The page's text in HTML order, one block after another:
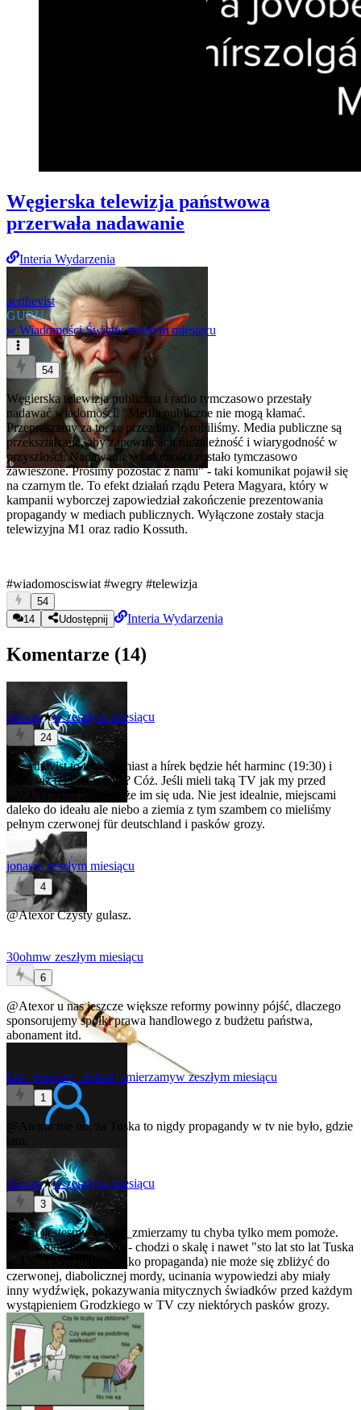
Węgierska telewizja państwowa
przerwała nadawanie
Interia Wydarzenia
aerthevist
GURU
w Wiadomości Światw zeszłym miesiącu
54
Węgierska telewizja publiczna i radio tymczasowo przestały
nadawać wiadomości. "Media publiczne nie mogą kłamać.
Przepraszamy za to, że przez lata to robiliśmy. Media publiczne są
przekształcane, aby zapewnić ich niezależność i wiarygodność w
przyszłości. Nadawanie wiadomości zostało tymczasowo
zawieszone. Prosimy pozostać z nami" - taki komunikat pojawił się
na czarnym tle. To efekt działań rządu Petera Magyara, który w
kampanii wyborczej zapowiedział zakończenie prezentowania
propagandy w mediach publicznych. Wyłączone zostały stacja
telewizyjna M1 oraz radio Kossuth.
#wiadomosciswiat #wegry #telewizja
54
14
Udostępnij Interia Wydarzenia
Komentarze (14)
Atexor★w zeszłym miesiącu
24
@aerthevistto teraz zamiast a hírek będzie hét harminc (19:30) i
tiszta víz (czysta woda)? Cóż. Jeśli mieli taką TV jak my przed
2023, to mam nadzieję że im się uda. Nie jest idealnie, miejscami
daleko do ideału ale niebo a ziemia z tym szambem co mieliśmy
pełnym czerwonej für deutschland i pasków grozy.
jonasw zeszłym miesiącu
4
@AtexorCzysty gulasz.
30ohmw zeszłym miesiącu
6
@Atexoru nas jeszcze większe reformy powinny pójść, dlaczego
sponsorujemy spółki prawa handlowego z budżetu państwa,
abonament itd.
kim_jestesmy_dokad_zmierzamyw zeszłym miesiącu
1
@Atexor
nie no, za Tuska to nigdy propagandy w tv nie było, gdzie
Atexor★w zeszłym miesiącu
3
@kim_jestesmy_dokad_zmierzamy tu chyba tylko mem pomoże.
Bo jak mówiłem wyżej - chodzi o skalę i nawet "sto lat sto lat Tuska
w TV" (wypominane jako propaganda) nie może się zbliżyć do
czerwonej, diabolicznej mordy, ucinania wypowiedzi aby miały
inny wydźwięk, pokazywania mitycznych świadków przed każdym
wystąpieniem Grodzkiego w TV czy niektórych pasków grozy.